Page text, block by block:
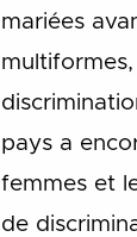
mariées
pays a
femmes et
de